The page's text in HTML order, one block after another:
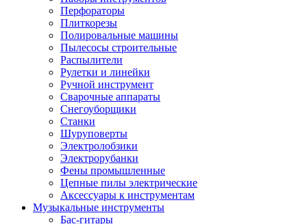
Перфораторы
Плиткорезы
Полировальные машины
Пылесосы строительные
Распылители
Рулетки и линейки
Ручной инструмент
Сварочные аппараты
Снегоуборщики
Станки
Шуруповерты
Электролобзики
Электрорубанки
Фены промышленные
Цепные пилы электрические
Аксессуары к инструментам
Музыкальные инструменты
Бас-гитары